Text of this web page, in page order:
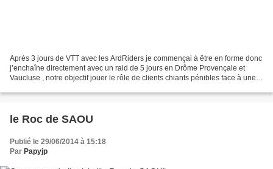
Après 3 jours de VTT avec les ArdRiders je commençai à être en forme donc
j’enchaîne directement avec un raid de 5 jours en Drôme Provençale et
Vaucluse , notre objectif jouer le rôle de clients chiants pénibles face à une
le Roc de SAOU
Publié le 29/06/2014 à 15:18
Par Papyjp